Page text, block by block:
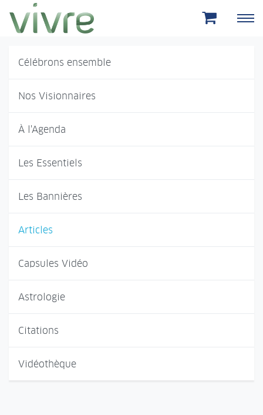
Aller au menu principal
Aller au contenu principal
Célébrons ensemble
Nos Visionnaires
À l'Agenda
Les Essentiels
Les Bannières
Articles
Capsules Vidéo
Astrologie
Citations
Vidéothèque